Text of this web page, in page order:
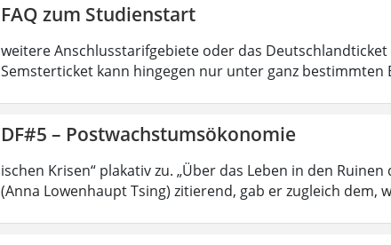
FAQ zum Studienstart
weitere Anschlusstarifgebiete oder das
Semsterticket kann hingegen nur unter ganz
DF#5 – Postwachstumsökonomie
ischen Krisen“ plakativ zu. „Über das Leben in den
(Anna Lowenhaupt Tsing) zitierend, gab er zugleich dem,